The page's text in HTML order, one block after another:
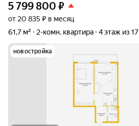
5 799 800 ₽
от 20 835 ₽ в месяц
61,7 м²
2-комн. квартира 4 этаж из 17
новостройка